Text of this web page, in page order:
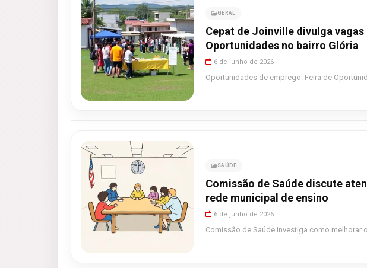
GERAL
Cepat de Joinville divulga
Oportunidades no bairro Glória
6 de junho de 2026
Oportunidades de emprego: Feira de
SAÚDE
Comissão de Saúde discute
rede municipal de ensino
6 de junho de 2026
Comissão de Saúde investiga como melhorar